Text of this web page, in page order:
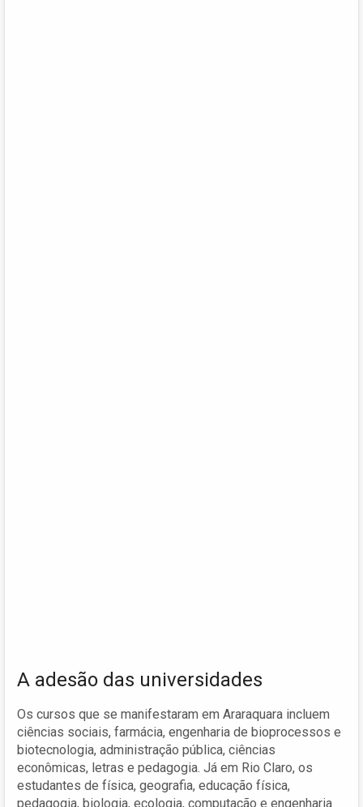
A adesão das universidades
Os cursos que se manifestaram em Araraquara incluem
ciências sociais, farmácia, engenharia de bioprocessos e
biotecnologia, administração pública, ciências
econômicas, letras e pedagogia. Já em Rio Claro, os
estudantes de física, geografia, educação física,
pedagogia, biologia, ecologia, computação e engenharia